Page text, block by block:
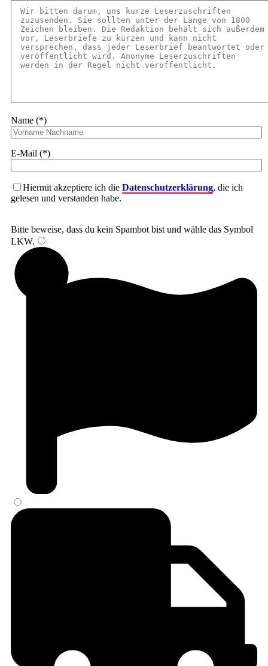
Name (*)
E-Mail (*)
Hiermit akzeptiere ich die Datenschutzerklärung, die ich
gelesen und verstanden habe.
Bitte beweise, dass du kein Spambot bist und wähle das Symbol
LKW.